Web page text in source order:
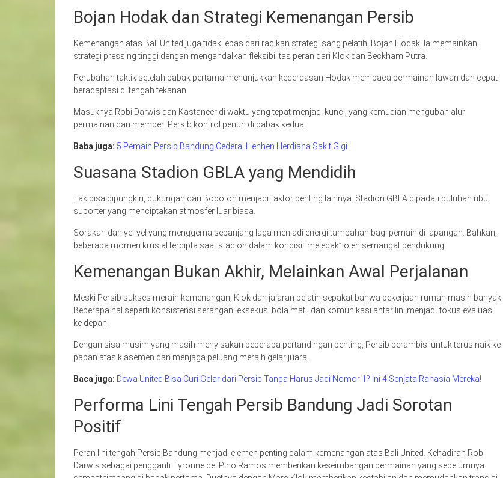
Bojan Hodak dan Strategi Kemenangan Persib
Kemenangan atas Bali United juga tidak lepas dari racikan strategi sang pelatih, Bojan Hodak. Ia memainkan
strategi pressing tinggi dengan mengandalkan fleksibilitas peran dari Klok dan Beckham Putra.
Perubahan taktik setelah babak pertama menunjukkan kecerdasan Hodak membaca permainan lawan dan cepat
beradaptasi di tengah tekanan.
Masuknya Robi Darwis dan Kastaneer di waktu yang tepat menjadi kunci, yang kemudian mengubah alur
permainan dan memberi Persib kontrol penuh di babak kedua.
Baba juga: 5 Pemain Persib Bandung Cedera, Henhen Herdiana Sakit Gigi
Suasana Stadion GBLA yang Mendidih
Tak bisa dipungkiri, dukungan dari Bobotoh menjadi faktor penting lainnya. Stadion GBLA dipadati puluhan ribu
suporter yang menciptakan atmosfer luar biasa.
Sorakan dan yel-yel yang menggema sepanjang laga menjadi energi tambahan bagi pemain di lapangan. Bahkan,
beberapa momen krusial tercipta saat stadion dalam kondisi “meledak” oleh semangat pendukung.
Kemenangan Bukan Akhir, Melainkan Awal Perjalanan
Meski Persib sukses meraih kemenangan, Klok dan jajaran pelatih sepakat bahwa pekerjaan rumah masih banyak.
Beberapa hal seperti konsistensi serangan, eksekusi bola mati, dan komunikasi antar lini menjadi fokus evaluasi
ke depan.
Dengan sisa musim yang masih menyisakan beberapa pertandingan penting, Persib berambisi untuk terus naik ke
papan atas klasemen dan menjaga peluang meraih gelar juara.
Baca juga: Dewa United Bisa Curi Gelar dari Persib Tanpa Harus Jadi Nomor 1? Ini 4 Senjata Rahasia Mereka!
Performa Lini Tengah Persib Bandung Jadi Sorotan
Positif
Peran lini tengah Persib Bandung menjadi elemen penting dalam kemenangan atas Bali United. Kehadiran Robi
Darwis sebagai pengganti Tyronne del Pino Ramos memberikan keseimbangan permainan yang sebelumnya